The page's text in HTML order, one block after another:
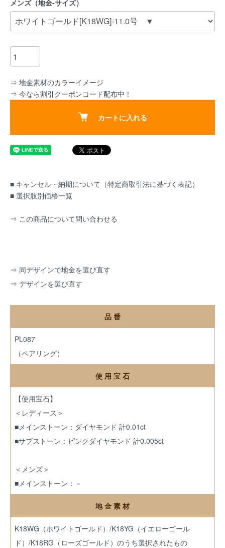
メンズ（地金-サイズ）
⇒ 地金素材のカラーイメージ
⇒ 今なら割引クーポンコード配布中！
カートに入れる
■ キャンセル・納期について（特定商取引法に基づく表記）
■ 選択肢別価格一覧
⇒ この商品について問い合わせる
⇒ 同デザインで地金を選び直す
⇒ デザインを選び直す
品 番
PL087
（ペアリング）
使 用 宝 石
【使用宝石】
＜レディース＞
■メインストーン：ダイヤモンド 計0.01ct
■サブストーン：ピンクダイヤモンド 計0.005ct
＜メンズ＞
■メインストーン：－
地 金 素 材
K18WG（ホワイトゴールド）/K18YG（イエローゴール
ド）/K18RG（ローズゴールド）のうち選択されたもの